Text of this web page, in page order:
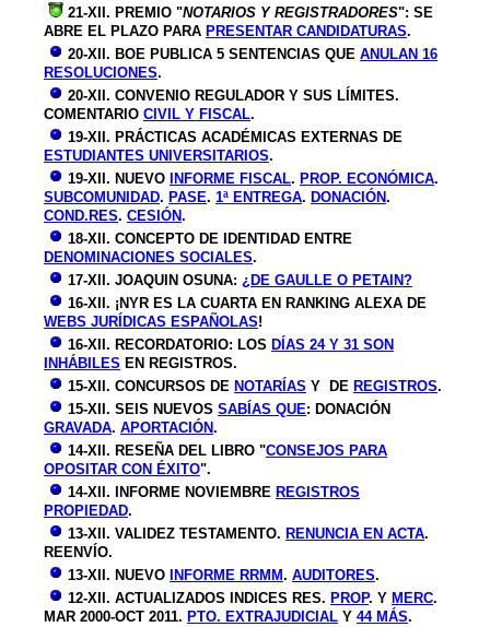
21-XII. PREMIO "NOTARIOS Y REGISTRADORES": SE
ABRE EL PLAZO PARA PRESENTAR CANDIDATURAS.
20-XII. BOE PUBLICA 5 SENTENCIAS QUE ANULAN 16
RESOLUCIONES.
20-XII. CONVENIO REGULADOR Y SUS LÍMITES.
COMENTARIO CIVIL Y FISCAL.
19-XII. PRÁCTICAS ACADÉMICAS EXTERNAS DE
ESTUDIANTES UNIVERSITARIOS.
19-XII. NUEVO
INFORME FISCAL. PROP. ECONÓMICA.
SUBCOMUNIDAD. PASE. 1ª ENTREGA. DONACIÓN.
COND.RES. CESIÓN.
18-XII. CONCEPTO DE IDENTIDAD ENTRE
DENOMINACIONES SOCIALES.
17-XII. JOAQUIN OSUNA: ¿DE GAULLE O PETAIN?
16-XII. ¡NYR ES LA CUARTA EN RANKING ALEXA DE
WEBS JURÍDICAS ESPAÑOLAS!
16-XII. RECORDATORIO: LOS DÍAS 24 Y 31 SON
INHÁBILES EN REGISTROS.
15-XII. CONCURSOS DE NOTARÍAS Y DE REGISTROS.
15-XII. SEIS NUEVOS SABÍAS QUE: DONACIÓN
GRAVADA. APORTACIÓN.
14-XII. RESEÑA DEL LIBRO "CONSEJOS PARA
OPOSITAR CON ÉXITO".
14-XII. INFORME NOVIEMBRE REGISTROS
PROPIEDAD.
13-XII. VALIDEZ TESTAMENTO. RENUNCIA EN ACTA.
REENVÍO.
13-XII. NUEVO
INFORME RRMM. AUDITORES.
12-XII. ACTUALIZADOS I
NDICES RES. PROP. Y MERC.
MAR 2000-OCT 2011. PTO. EXTRAJUDICIAL Y 44 MÁS.